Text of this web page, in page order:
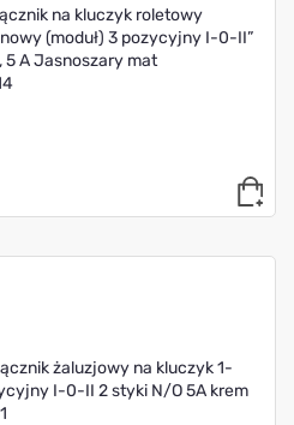
na kluczyk roletowy
(moduł) 3 pozycyjny I-0-II”
5 A Jasnoszary mat
żaluzjowy na kluczyk 1-
I-0-II 2 styki N/O 5A krem